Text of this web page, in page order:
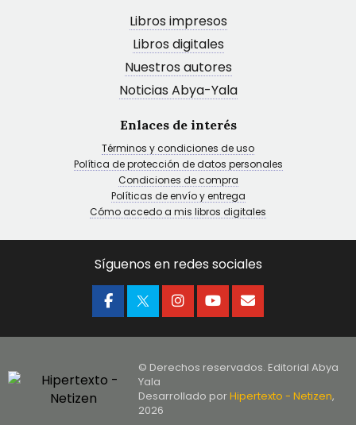
Libros impresos
Libros digitales
Nuestros autores
Noticias Abya-Yala
Enlaces de interés
Términos y condiciones de uso
Política de protección de datos personales
Condiciones de compra
Políticas de envío y entrega
Cómo accedo a mis libros digitales
Síguenos en redes sociales
© Derechos reservados. Editorial Abya
Yala
Desarrollado porHipertexto - Netizen,
2026